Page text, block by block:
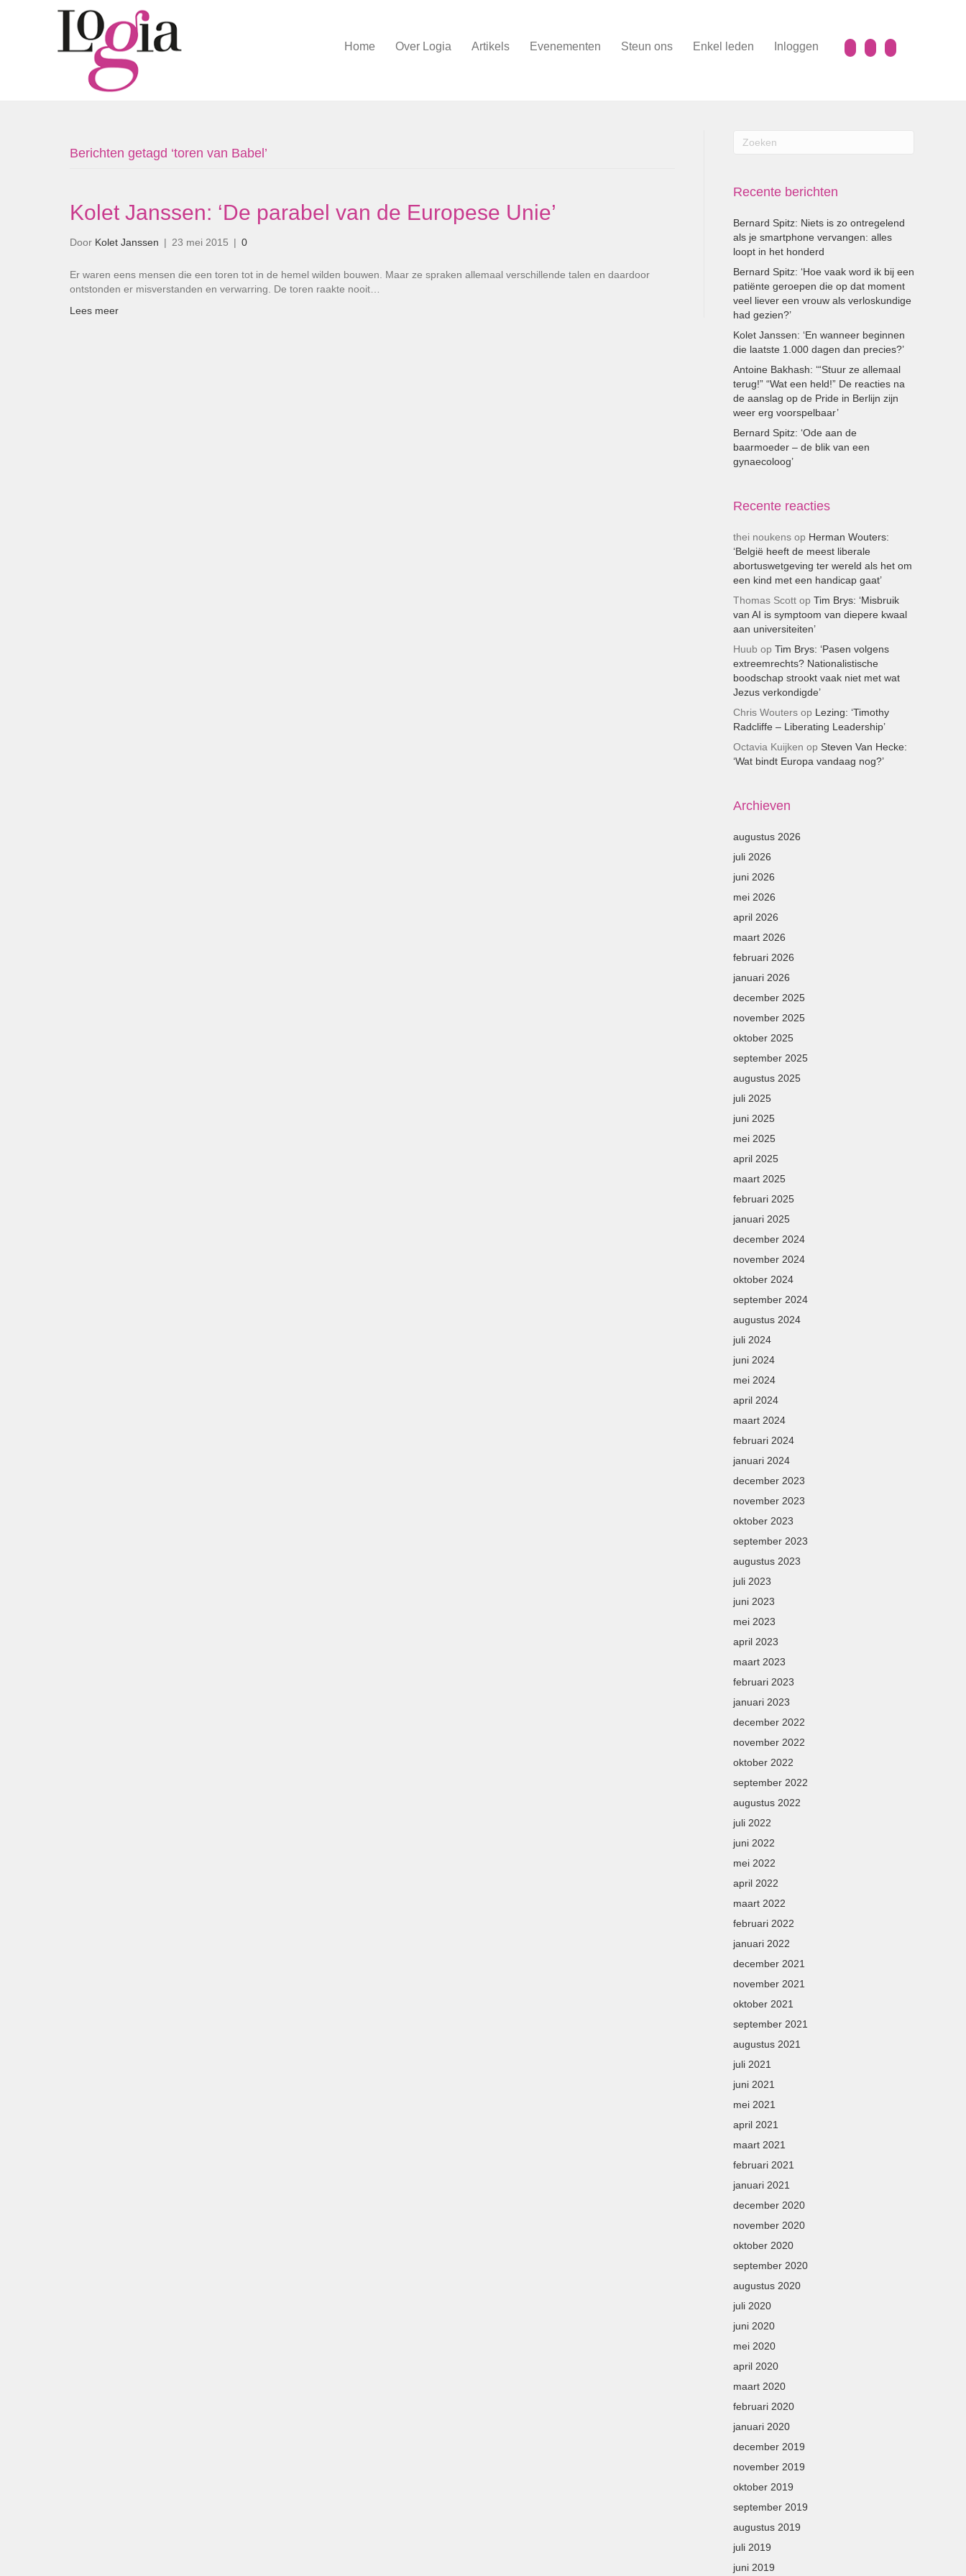
Home Over Logia Artikels Evenementen Steun ons Enkel leden Inloggen
Berichten getagd ‘toren van Babel’
Kolet Janssen: ‘De parabel van de Europese Unie’
Door Kolet Janssen | 23 mei 2015 | 0
Er waren eens mensen die een toren tot in de hemel wilden bouwen. Maar ze spraken allemaal verschillende talen en daardoor
ontstonden er misverstanden en verwarring. De toren raakte nooit…
Lees meer
Recente berichten
Bernard Spitz: Niets is zo ontregelend
als je smartphone vervangen: alles
loopt in het honderd
Bernard Spitz: ‘Hoe vaak word ik bij een
patiënte geroepen die op dat moment
veel liever een vrouw als verloskundige
had gezien?’
Kolet Janssen: ‘En wanneer beginnen
die laatste 1.000 dagen dan precies?’
Antoine Bakhash: ‘“Stuur ze allemaal
terug!” “Wat een held!” De reacties na
de aanslag op de Pride in Berlijn zijn
weer erg voorspelbaar’
Bernard Spitz: ‘Ode aan de
baarmoeder – de blik van een
gynaecoloog’
Recente reacties
thei noukensop Herman Wouters:
‘België heeft de meest liberale
abortuswetgeving ter wereld als het om
een kind met een handicap gaat’
Thomas Scottop Tim Brys: ‘Misbruik
van AI is symptoom van diepere kwaal
aan universiteiten’
Huub op Tim Brys: ‘Pasen volgens
extreemrechts? Nationalistische
boodschap strookt vaak niet met wat
Jezus verkondigde’
Chris Woutersop Lezing: ‘Timothy
Radcliffe – Liberating Leadership’
Octavia Kuijken op Steven Van Hecke:
‘Wat bindt Europa vandaag nog?’
Archieven
augustus 2026
juli 2026
juni 2026
mei 2026
april 2026
maart 2026
februari 2026
januari 2026
december 2025
november 2025
oktober 2025
september 2025
augustus 2025
juli 2025
juni 2025
mei 2025
april 2025
maart 2025
februari 2025
januari 2025
december 2024
november 2024
oktober 2024
september 2024
augustus 2024
juli 2024
juni 2024
mei 2024
april 2024
maart 2024
februari 2024
januari 2024
december 2023
november 2023
oktober 2023
september 2023
augustus 2023
juli 2023
juni 2023
mei 2023
april 2023
maart 2023
februari 2023
januari 2023
december 2022
november 2022
oktober 2022
september 2022
augustus 2022
juli 2022
juni 2022
mei 2022
april 2022
maart 2022
februari 2022
januari 2022
december 2021
november 2021
oktober 2021
september 2021
augustus 2021
juli 2021
juni 2021
mei 2021
april 2021
maart 2021
februari 2021
januari 2021
december 2020
november 2020
oktober 2020
september 2020
augustus 2020
juli 2020
juni 2020
mei 2020
april 2020
maart 2020
februari 2020
januari 2020
december 2019
november 2019
oktober 2019
september 2019
augustus 2019
juli 2019
juni 2019